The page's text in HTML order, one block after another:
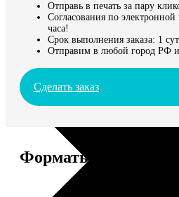
Отправь в печать за пару
Согласования по
часа!
Срок выполнения заказа: 1
Отправим в любой город РФ
Сделать заказ
Форматы и цены